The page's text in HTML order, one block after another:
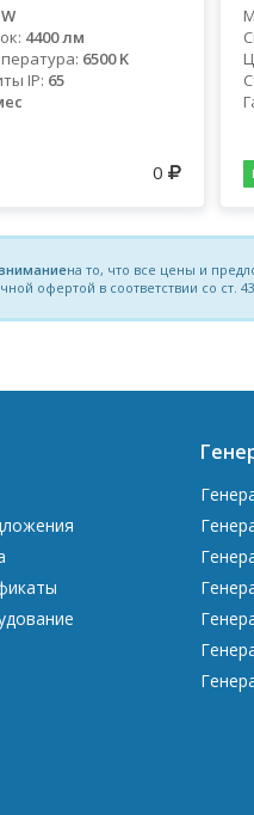
4400 лм
6500 K
IP: 65
0
на то, что все цены и
офертой в соответствии со ст.